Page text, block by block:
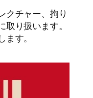
クチャー、拘り
り扱います。
す。